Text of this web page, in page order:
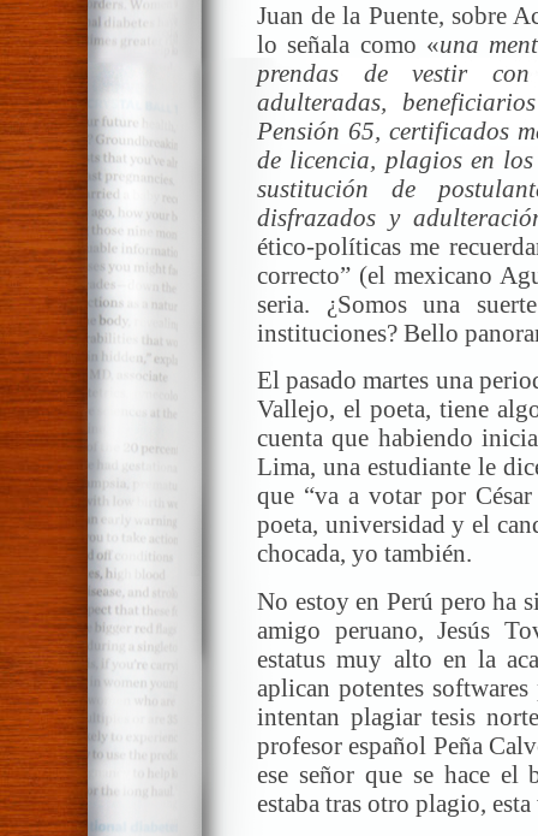
Juan de la Puente, sobre
lo señala como «una
prendas de vestir con
adulteradas,
Pensión 65, certificados
de licencia, plagios en
sustitución de
disfrazados y
ético-políticas me
correcto” (el mexicano
seria. ¿Somos una
instituciones? Bello
El pasado martes una
Vallejo, el poeta, tiene
cuenta que habiendo
Lima, una estudiante le
que “va a votar por
poeta, universidad y el
chocada, yo también.
No estoy en Perú pero ha
amigo peruano, Jesús
estatus muy alto en la
aplican potentes
intentan plagiar tesis
profesor español Peña
ese señor que se hace
estaba tras otro plagio,